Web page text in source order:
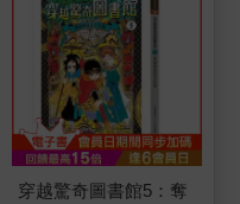
穿越驚奇圖書館5：奪